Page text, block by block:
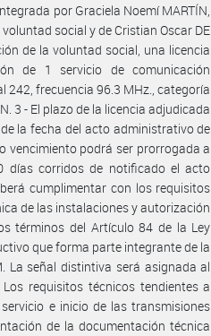
por Graciela Noemí MARTÍN,
social y de Cristian Oscar DE
de la voluntad social, una licencia
de 1 servicio de comunicación
242, frecuencia 96.3 MHz., categoría
3 - El plazo de la licencia adjudicada
la fecha del acto administrativo de
vencimiento podrá ser prorrogada a
días corridos de notificado el acto
cumplimentar con los requisitos
de las instalaciones y autorización
términos del Artículo 84 de la Ley
que forma parte integrante de la
La señal distintiva será asignada al
requisitos técnicos tendientes a
e inicio de las transmisiones
de la documentación técnica